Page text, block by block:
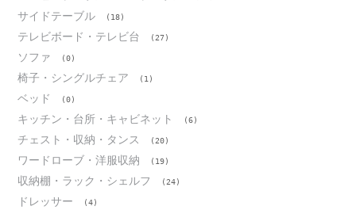
サイドテーブル (18)
テレビボード・テレビ台 (27)
ソファ (0)
椅子・シングルチェア (1)
ベッド (0)
キッチン・台所・キャビネット (6)
チェスト・収納・タンス (20)
ワードローブ・洋服収納 (19)
収納棚・ラック・シェルフ (24)
ドレッサー (4)